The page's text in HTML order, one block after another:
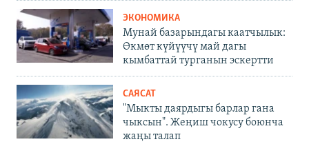
ЭКОНОМИКА
Мунай базарындагы каатчылык:
Өкмөт күйүүчү май дагы
кымбаттай турганын эскертти
САЯСАТ
"Мыкты даярдыгы барлар гана
чыксын". Жеңиш чокусу боюнча
жаңы талап